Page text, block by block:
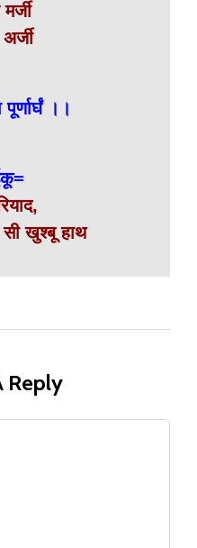
।।
खुश्बू हाथ
Reply